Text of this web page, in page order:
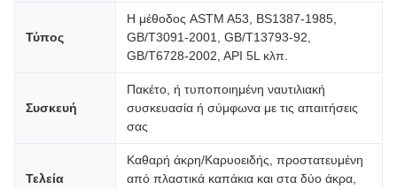
Τύπος
Η μέθοδος ASTM A53, BS1387-1985,
GB/T3091-2001, GB/T13793-92,
GB/T6728-2002, API 5L κλπ.
Συσκευή
Πακέτο, ή τυποποιημένη ναυτιλιακή
συσκευασία ή σύμφωνα με τις απαιτήσεις
σας
Τελεία
Καθαρή άκρη/Καρυοειδής, προστατευμένη
από πλαστικά καπάκια και στα δύο άκρα,